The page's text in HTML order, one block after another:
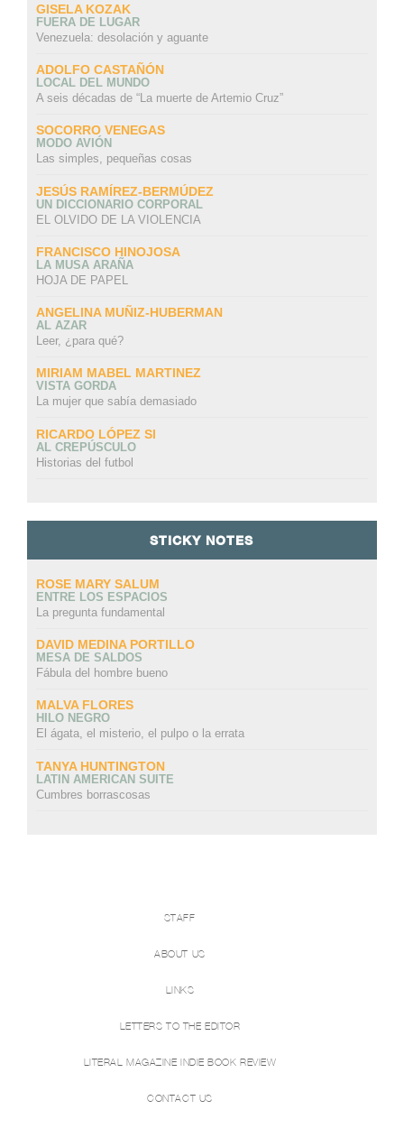
GISELA KOZAK
FUERA DE LUGAR
Venezuela: desolación y aguante
ADOLFO CASTAÑÓN
LOCAL DEL MUNDO
A seis décadas de “La muerte de Artemio Cruz”
SOCORRO VENEGAS
MODO AVIÓN
Las simples, pequeñas cosas
JESÚS RAMÍREZ-BERMÚDEZ
UN DICCIONARIO CORPORAL
EL OLVIDO DE LA VIOLENCIA
FRANCISCO HINOJOSA
LA MUSA ARAÑA
HOJA DE PAPEL
ANGELINA MUÑIZ-HUBERMAN
AL AZAR
Leer, ¿para qué?
MIRIAM MABEL MARTINEZ
VISTA GORDA
La mujer que sabía demasiado
RICARDO LÓPEZ SI
AL CREPÚSCULO
Historias del futbol
STICKY NOTES
ROSE MARY SALUM
ENTRE LOS ESPACIOS
La pregunta fundamental
DAVID MEDINA PORTILLO
MESA DE SALDOS
Fábula del hombre bueno
MALVA FLORES
HILO NEGRO
El ágata, el misterio, el pulpo o la errata
TANYA HUNTINGTON
LATIN AMERICAN SUITE
Cumbres borrascosas
STAFF
ABOUT US
LINKS
LETTERS TO THE EDITOR
LITERAL MAGAZINE INDIE BOOK REVIEW
CONTACT US